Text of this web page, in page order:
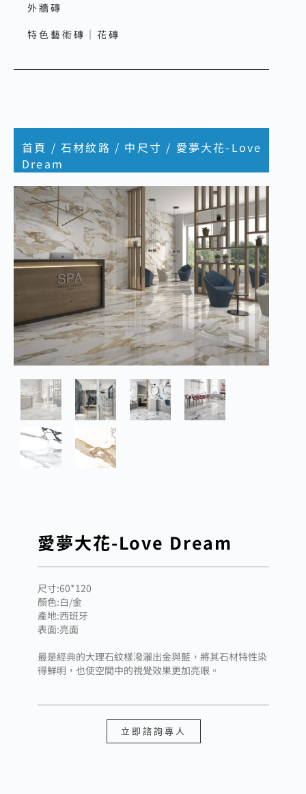
外牆磚
特色藝術磚｜花磚
首頁 /石材紋路 / 中尺寸 / 愛夢大花-Love
Dream
愛夢大花-Love Dream
尺寸:60*120
顏色:白/金
產地:西班牙
表面:亮面
最是經典的大理石紋樣潑灑出金與藍，將其石材特性染
得鮮明，也使空間中的視覺效果更加亮眼。
立即諮詢專人